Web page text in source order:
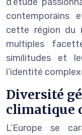
contemporains
cette région du
multiples
similitudes et
l’identité
Diversité
climatique
L’Europe se